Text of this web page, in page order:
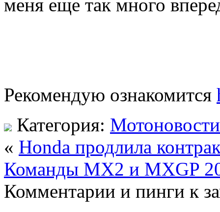
меня еще так много
Рекомендую ознакомится
Категория: Мотоновости
« Honda продлила
Команды MX2 и MXGP
Комментарии и пинги к